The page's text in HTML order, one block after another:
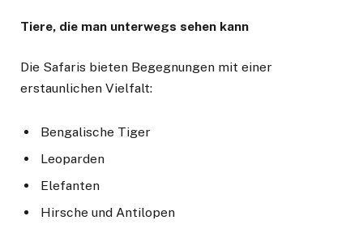
Tiere, die man unterwegs sehen kann
Die Safaris bieten Begegnungen mit einer
erstaunlichen Vielfalt:
Bengalische Tiger
Leoparden
Elefanten
Hirsche und Antilopen